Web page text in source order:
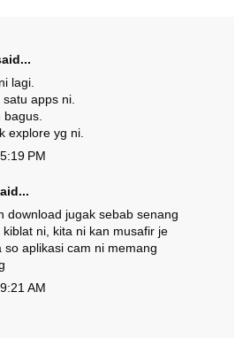
lagi.
apps ni.
explore yg ni.
PM
download jugak sebab senang
ni, kita ni kan musafir je
so aplikasi cam ni memang
AM